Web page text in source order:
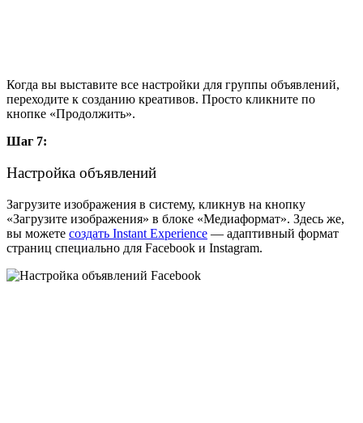
Когда вы выставите все настройки для группы объявлений,
переходите к созданию креативов. Просто кликните по
кнопке «Продолжить».
Шаг 7:
Настройка объявлений
Загрузите изображения в систему, кликнув на кнопку
«Загрузите изображения» в блоке «Медиаформат». Здесь же,
вы можете создать Instant Experience — адаптивный формат
страниц специально для Facebook и Instagram.